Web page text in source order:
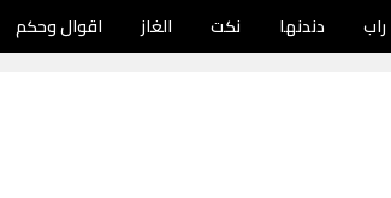
راب دندنها نكت الغاز اقوال وحكم